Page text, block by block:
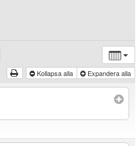
Kollapsa alla Expandera alla